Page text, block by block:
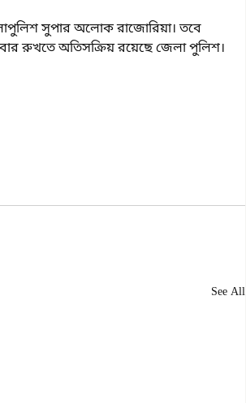
সুপার অলোক রাজোরিয়া। তবে
রুখতে অতিসক্রিয় রয়েছে জেলা পুলিশ।
See All